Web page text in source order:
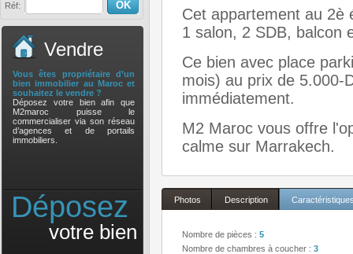
Réf:
Vendre
Vous êtes propriétaire d’un
bien immobilier au Maroc et
souhaitez le vendre ?
Déposez votre bien afin que
M2maroc puisse le
commercialiser via son réseau
d’agences et de portails
immobiliers.
Déposez
votre bien
Cet appartement au 2è
1 salon, 2 SDB, balcon
Ce bien avec place
mois) au prix de 5.000-
immédiatement.
M2 Maroc vous offre
calme sur Marrakech.
Photos Description
Nombre de pièces : 5
Nombre de chambres à coucher : 3